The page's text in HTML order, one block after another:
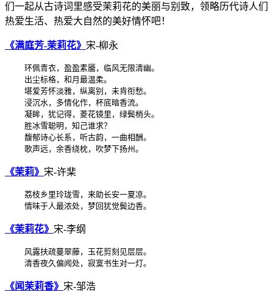
们一起从古诗词里感受茉莉花的美丽与别致，领略历代诗人们
热爱生活、热爱大自然的美好情怀吧！
《满庭芳-茉莉花》 宋-柳永
    环佩青衣，盈盈素靥，临风无限清幽。
    出尘标格，和月最温柔。
    堪爱芳怀淡雅，纵离别，未肯衔愁。
    浸沉水，多情化作，杯底暗香流。
    凝眸，犹记得，菱花镜里，绿鬓梢头。
    胜冰雪聪明，知己谁求？
    馥郁诗心长系，听古韵，一曲相酬。
《茉莉》 宋-许棐
    荔枝乡里玲珑雪，来助长安一夏凉。
《茉莉花》 宋-李纲
    风露扶疏蔓翠藤，玉花剪刻见层层。
《闻茉莉香》 宋-邹浩